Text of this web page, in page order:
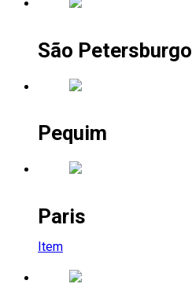
São Petersburgo
Pequim
Paris
Item